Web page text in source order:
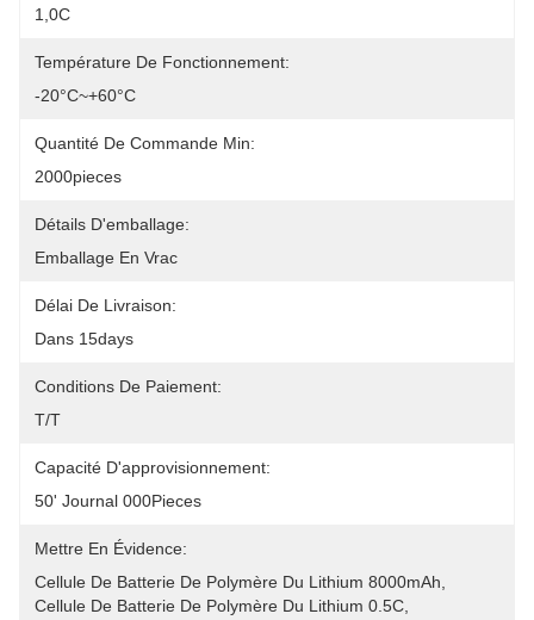
1,0C
Température De Fonctionnement:
-20°C~+60°C
Quantité De Commande Min:
2000pieces
Détails D'emballage:
Emballage En Vrac
Délai De Livraison:
Dans 15days
Conditions De Paiement:
T/T
Capacité D'approvisionnement:
50' Journal 000Pieces
Mettre En Évidence:
Cellule De Batterie De Polymère Du Lithium 8000mAh
Cellule De Batterie De Polymère Du Lithium 0.5C